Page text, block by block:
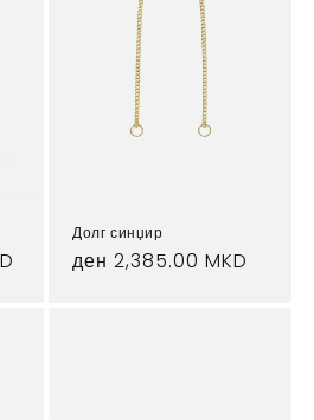
Долг синџир
Regular
ден 2,385.00 MKD